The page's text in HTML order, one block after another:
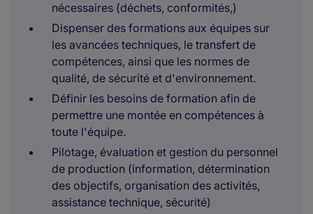
nécessaires (déchets, conformités,)
Dispenser des formations aux équipes sur
les avancées techniques, le transfert de
compétences, ainsi que les normes de
qualité, de sécurité et d'environnement.
Définir les besoins de formation afin de
permettre une montée en compétences à
toute l'équipe.
Pilotage, évaluation et gestion du personnel
de production (information, détermination
des objectifs, organisation des activités,
assistance technique, sécurité)